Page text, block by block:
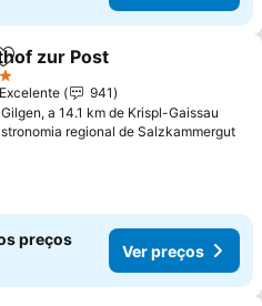
Adicionar aos favoritos
zur Post
Excelente
941
a 14.1 km de Krispl-Gaissau
regional de Salzkammergut
preços
Ver preços